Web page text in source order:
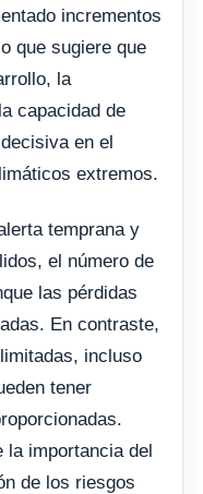
incrementos
que sugiere que
la
capacidad de
en el
extremos.
temprana y
el número de
las pérdidas
En contraste,
incluso
tener
la importancia del
de los riesgos